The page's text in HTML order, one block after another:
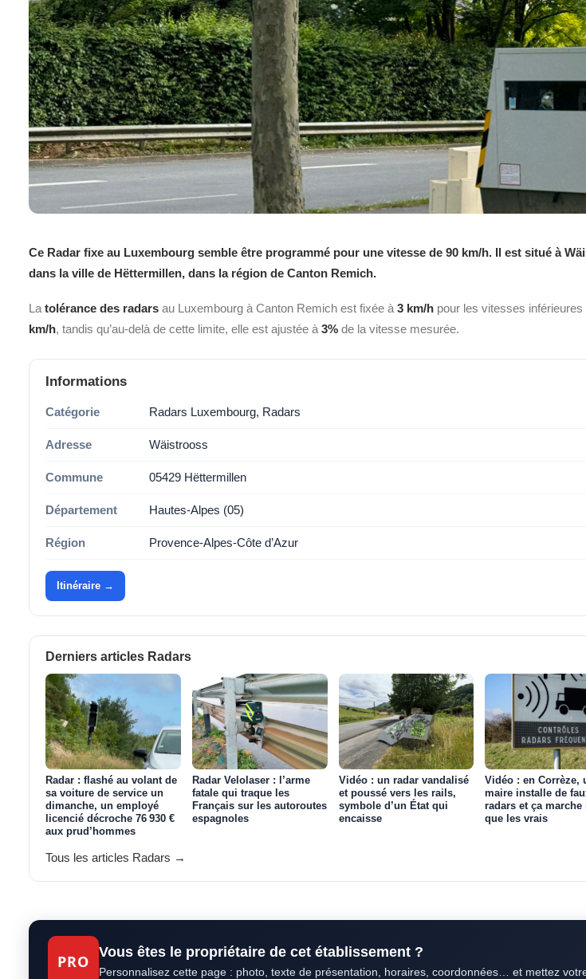
Ce Radar fixe au Luxembourg semble être programmé pour une vitesse de 90 km/h. Il est situé à
dans la ville de Hëttermillen, dans la région de Canton Remich.
La tolérance des radars au Luxembourg à Canton Remich est fixée à 3 km/h pour les vitesses inférieures
km/h, tandis qu’au-delà de cette limite, elle est ajustée à 3% de la vitesse mesurée.
Informations
Catégorie Radars Luxembourg, Radars
Adresse Wäistrooss
Commune 05429 Hëttermillen
Département Hautes-Alpes (05)
Région Provence-Alpes-Côte d’Azur
Itinéraire →
Derniers articles Radars
Radar : flashé au volant de
sa voiture de service un
dimanche, un employé
licencié décroche 76 930 €
aux prud’hommes
Radar Velolaser : l’arme
fatale qui traque les
Français sur les autoroutes
espagnoles
Vidéo : un radar vandalisé
et poussé vers les rails,
symbole d’un État qui
encaisse
Vidéo : en Corrèze,
maire installe de
radars et ça marche
que les vrais
Tous les articles Radars →
PRO
Vous êtes le propriétaire de cet établissement ?
Personnalisez cette page : photo, texte de présentation, horaires, coordonnées… et mettez